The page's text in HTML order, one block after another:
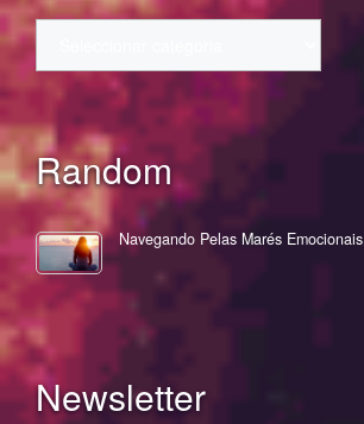
Categorias
Random
Navegando Pelas Marés Emocionais
Newsletter